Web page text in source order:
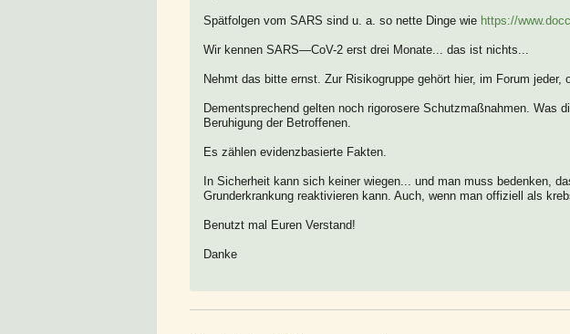
Spätfolgen vom SARS sind u. a. so nette Dinge wie https://
Wir kennen SARS—CoV-2 erst drei Monate... das ist nichts...
Nehmt das bitte ernst. Zur Risikogruppe gehört hier, im Forum jeder,
Dementsprechend gelten noch rigorosere Schutzmaßnahmen. Was
Beruhigung der Betroffenen.
Es zählen evidenzbasierte Fakten.
In Sicherheit kann sich keiner wiegen... und man muss bedenken,
Grunderkrankung reaktivieren kann. Auch, wenn man offiziell als
Benutzt mal Euren Verstand!
Danke